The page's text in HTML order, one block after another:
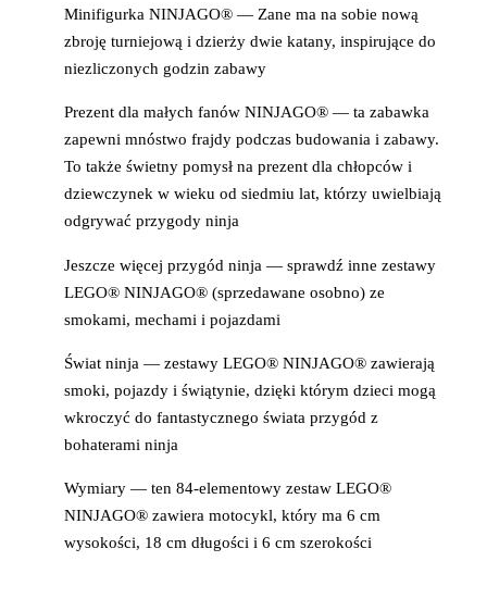
Minifigurka NINJAGO® — Zane ma na sobie nową
zbroję turniejową i dzierży dwie katany, inspirujące do
niezliczonych godzin zabawy
Prezent dla małych fanów NINJAGO® — ta zabawka
zapewni mnóstwo frajdy podczas budowania i zabawy.
To także świetny pomysł na prezent dla chłopców i
dziewczynek w wieku od siedmiu lat, którzy uwielbiają
odgrywać przygody ninja
Jeszcze więcej przygód ninja — sprawdź inne zestawy
LEGO® NINJAGO® (sprzedawane osobno) ze
smokami, mechami i pojazdami
Świat ninja — zestawy LEGO® NINJAGO® zawierają
smoki, pojazdy i świątynie, dzięki którym dzieci mogą
wkroczyć do fantastycznego świata przygód z
bohaterami ninja
Wymiary — ten 84-elementowy zestaw LEGO®
NINJAGO® zawiera motocykl, który ma 6 cm
wysokości, 18 cm długości i 6 cm szerokości